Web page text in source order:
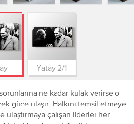
Yatay 2/1
ne kadar kulak verirse o
güce ulaşır. Halkını temsil etmeye
ulaştırmaya çalışan liderler her